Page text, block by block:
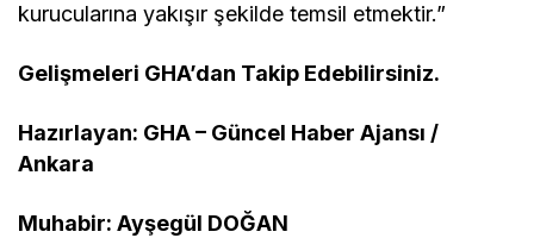
kurucularına yakışır şekilde temsil etmektir.”
Gelişmeleri GHA’dan Takip Edebilirsiniz.
Hazırlayan: GHA – Güncel Haber Ajansı /
Ankara
Muhabir: Ayşegül DOĞAN